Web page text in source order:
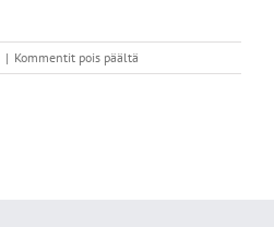
| Kommentit pois päältä
IMG_6418